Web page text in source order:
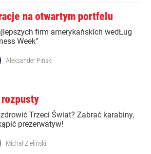
na otwartym portfelu
firm amerykańskich wedŁug
Week"
Aleksander Piński
Trzeci Świat? Zabrać karabiny,
prezerwatyw!
Michał Zieliński